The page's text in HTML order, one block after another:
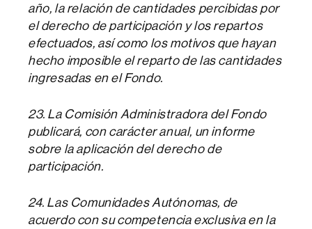
año, la relación de cantidades percibidas por
el derecho de participación y los repartos
efectuados, así como los motivos que hayan
hecho imposible el reparto de las cantidades
ingresadas en el Fondo.
23. La Comisión Administradora del Fondo
publicará, con carácter anual, un informe
sobre la aplicación del derecho de
participación.
24. Las Comunidades Autónomas, de
acuerdo con su competencia exclusiva en la